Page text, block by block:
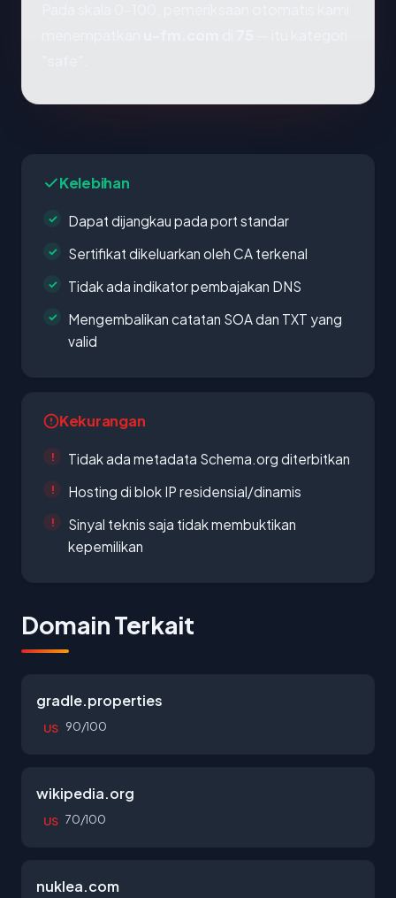
Kelebihan
Dapat dijangkau pada port standar
Sertifikat dikeluarkan oleh CA terkenal
Tidak ada indikator pembajakan DNS
Mengembalikan catatan SOA dan TXT yang
valid
Kekurangan
Tidak ada metadata Schema.org diterbitkan
Hosting di blok IP residensial/dinamis
Sinyal teknis saja tidak membuktikan
kepemilikan
Domain Terkait
gradle.properties
US 90/100
wikipedia.org
US 70/100
nuklea.com